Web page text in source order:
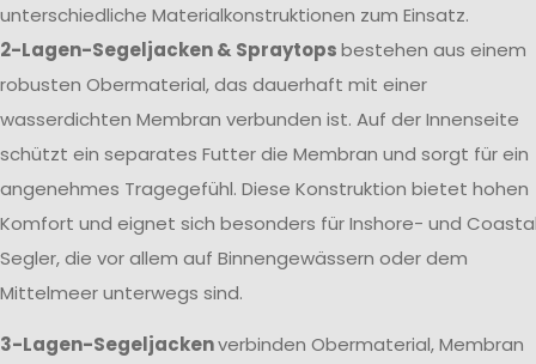
unterschiedliche Materialkonstruktionen zum Einsatz.
2-Lagen-Segeljacken & Spraytopsbestehen aus einem
robusten Obermaterial, das dauerhaft mit einer
wasserdichten Membran verbunden ist. Auf der Innenseite
schützt ein separates Futter die Membran und sorgt für ein
angenehmes Tragegefühl. Diese Konstruktion bietet hohen
Komfort und eignet sich besonders für Inshore- und
Segler, die vor allem auf Binnengewässern oder dem
Mittelmeer unterwegs sind.
3-Lagen-Segeljackenverbinden Obermaterial, Membran